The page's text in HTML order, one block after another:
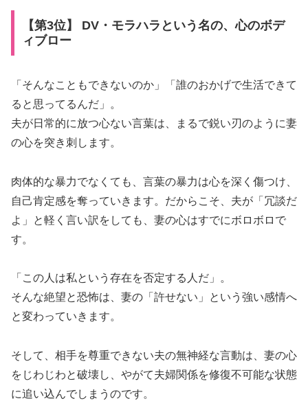
【第3位】 DV・モラハラという名の、心のボデ
ィブロー
「そんなこともできないのか」「誰のおかげで生活できて
ると思ってるんだ」。
夫が日常的に放つ心ない言葉は、まるで鋭い刃のように妻
の心を突き刺します。
肉体的な暴力でなくても、言葉の暴力は心を深く傷つけ、
自己肯定感を奪っていきます。だからこそ、夫が「冗談だ
よ」と軽く言い訳をしても、妻の心はすでにボロボロで
す。
「この人は私という存在を否定する人だ」。
そんな絶望と恐怖は、妻の「許せない」という強い感情へ
と変わっていきます。
そして、相手を尊重できない夫の無神経な言動は、妻の心
をじわじわと破壊し、やがて夫婦関係を修復不可能な状態
に追い込んでしまうのです。